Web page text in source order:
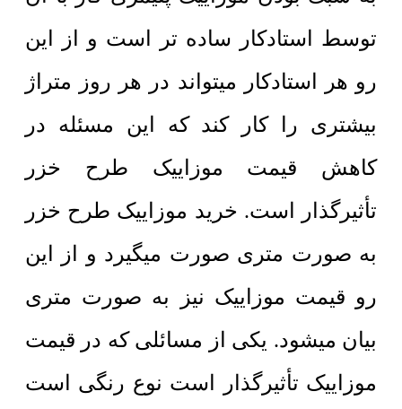
توسط استادکار ساده تر است و از این
رو هر استادکار میتواند در هر روز متراژ
بیشتری را کار کند که این مسئله در
کاهش قیمت موزاییک طرح خزر
تأثیرگذار است. خرید موزاییک طرح خزر
به صورت متری صورت میگیرد و از این
رو قیمت موزاییک نیز به صورت متری
بیان میشود. یکی از مسائلی که در قیمت
موزاییک تأثیرگذار است نوع رنگی است